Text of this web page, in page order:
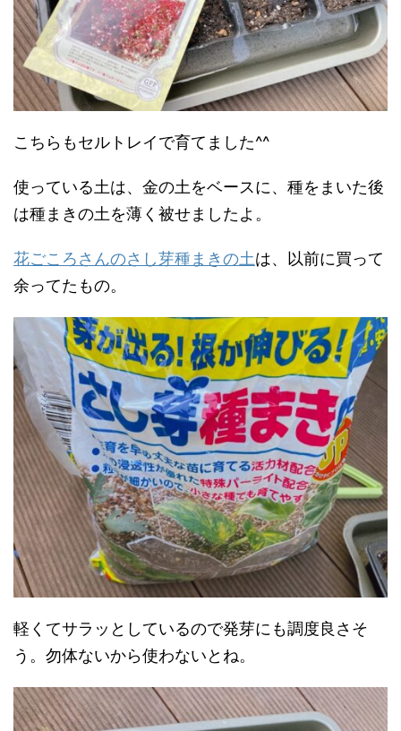
こちらもセルトレイで育てました^^
使っている土は、金の土をベースに、種をまいた後
は種まきの土を薄く被せましたよ。
花ごころさんのさし芽種まきの土は、以前に買って
余ってたもの。
軽くてサラッとしているので発芽にも調度良さそ
う。勿体ないから使わないとね。